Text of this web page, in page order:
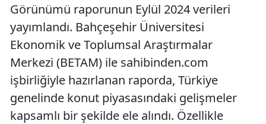
Görünümü raporunun Eylül 2024 verileri
yayımlandı. Bahçeşehir Üniversitesi
Ekonomik ve Toplumsal Araştırmalar
Merkezi (BETAM) ile sahibinden.com
işbirliğiyle hazırlanan raporda, Türkiye
genelinde konut piyasasındaki gelişmeler
kapsamlı bir şekilde ele alındı. Özellikle